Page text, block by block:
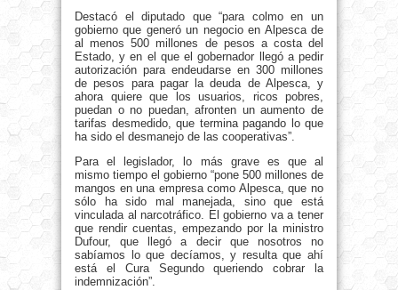
Destacó el diputado que “para colmo en un
gobierno que generó un negocio en Alpesca de
al menos 500 millones de pesos a costa del
Estado, y en el que el gobernador llegó a pedir
autorización para endeudarse en 300 millones
de pesos para pagar la deuda de Alpesca, y
ahora quiere que los usuarios, ricos pobres,
puedan o no puedan, afronten un aumento de
tarifas desmedido, que termina pagando lo que
ha sido el desmanejo de las cooperativas”.
Para el legislador, lo más grave es que al
mismo tiempo el gobierno “pone 500 millones de
mangos en una empresa como Alpesca, que no
sólo ha sido mal manejada, sino que está
vinculada al narcotráfico. El gobierno va a tener
que rendir cuentas, empezando por la ministro
Dufour, que llegó a decir que nosotros no
sabíamos lo que decíamos, y resulta que ahí
está el Cura Segundo queriendo cobrar la
indemnización”.